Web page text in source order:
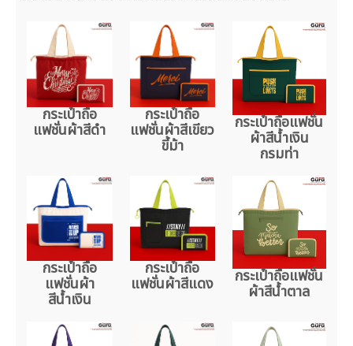
กระเป๋าถือ
แฟชั่นผ้าสีดำ
กระเป๋าถือ
แฟชั่นผ้าสีเขียว
ขี้ม้า
กระเป๋าถือแฟชั่น
ผ้าสีน้ำเงิน
กรมท่า
กระเป๋าถือ
แฟชั่นผ้า
สีน้ำเงิน
กระเป๋าถือ
แฟชั่นผ้าสีแดง กระเป๋าถือแฟชั่น
ผ้าสีน้ำตาล